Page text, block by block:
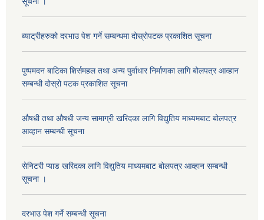
ब्याट्रीहरुको दरभाउ पेश गर्ने सम्बन्धमा दोस्रोपटक प्रकाशित सूचना
पुष्पमदन बाटिका शिर्समहल तथा अन्य पुर्वाधार निर्माणका लागि बोलपत्र आव्हान
सम्बन्धी दोस्रो पटक प्रकाशित सूचना
औषधी तथा औषधी जन्य सामाग्री खरिदका लागि विद्युतिय माध्यमबाट बोलपत्र
आव्हान सम्बन्धी सूचना
सेनिटरी प्याड खरिदका लागि विद्युतिय माध्यमबाट बोलपत्र आव्हान सम्बन्धी
सूचना ।
दरभाउ पेश गर्ने सम्बन्धी सूचना